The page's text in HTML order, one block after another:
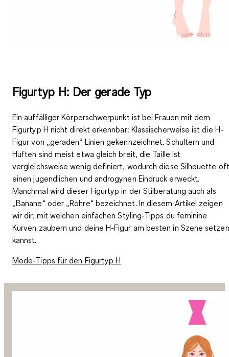
Figurtyp H: Der gerade Typ
Ein auffälliger Körperschwerpunkt ist bei Frauen mit dem
Figurtyp H nicht direkt erkennbar: Klassischerweise ist die H-
Figur von „geraden“ Linien gekennzeichnet. Schultern und
Hüften sind meist etwa gleich breit, die Taille ist
vergleichsweise wenig definiert, wodurch diese Silhouette oft
einen jugendlichen und androgynen Eindruck erweckt.
Manchmal wird dieser Figurtyp in der Stilberatung auch als
„Banane“ oder „Röhre“ bezeichnet. In diesem Artikel zeigen
wir dir, mit welchen einfachen Styling-Tipps du feminine
Kurven zaubern und deine H-Figur am besten in Szene setzen
kannst.
Mode-Tipps für den Figurtyp H